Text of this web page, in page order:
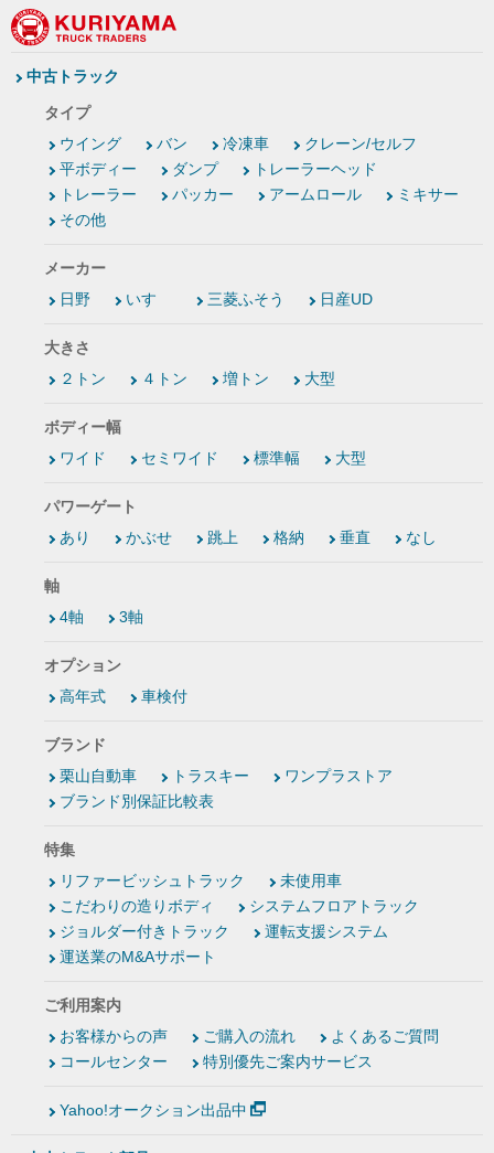
中古トラック
タイプ
ウイング
バン 冷凍車
クレーン/セルフ
平ボディー
ダンプ
トレーラーヘッド
トレーラー
パッカー アームロール
ミキサー
その他
メーカー
日野
いすゞ 三菱ふそう 日産UD
大きさ
２トン
４トン 増トン 大型
ボディー幅
ワイド
セミワイド 標準幅 大型
パワーゲート
あり
かぶせ 跳上 格納 垂直 なし
軸
4軸
3軸
オプション
高年式
車検付
ブランド
栗山自動車
トラスキー
ワンプラストア
ブランド別保証比較表
特集
リファービッシュトラック
未使用車
こだわりの造りボディ
システムフロアトラック
ジョルダー付きトラック
運転支援システム
運送業のM&Aサポート
ご利用案内
お客様からの声
ご購入の流れ
よくあるご質問
コールセンター
特別優先ご案内サービス
Yahoo!オークション出品中